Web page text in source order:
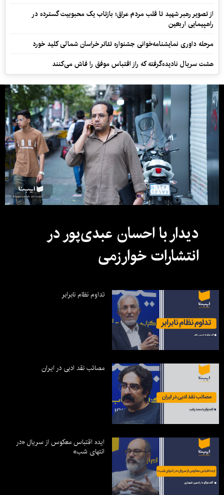
از تصویر رهبر شهید تا قلب مردم عراق؛ بازتاب یک محبوبیت گسترده در
راهپیمایی اربعین
مرحله داوری نمایشنامه‌خوانی جشنواره تئاتر خراسان شمالی کلید خورد
هشت سریال نادیده‌گرفته که راز اقتباس موفق را فاش می‌کنند
دیدار با احسان عبدی‌پور در
انتشارات خوارزمی
تداوم نظام نابرابر
مصائب نقد ادبی در ایران
ایده اقتباس معکوس از سریال «در
انتهای شب»